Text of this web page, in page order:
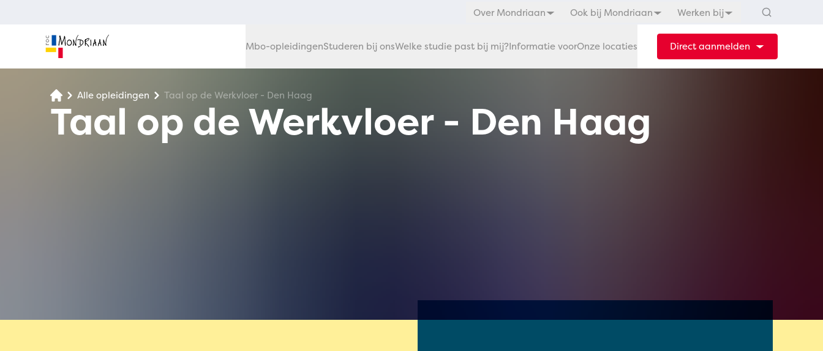
Over Mondriaan Ook bij Mondriaan Werken bij
Mbo-opleidingenStuderen bij onsWelke studie past bij mij?Informatie voorOnze locaties Direct aanmelden
Alle opleidingen Taal op de Werkvloer - Den Haag
Taal op de Werkvloer - Den Haag